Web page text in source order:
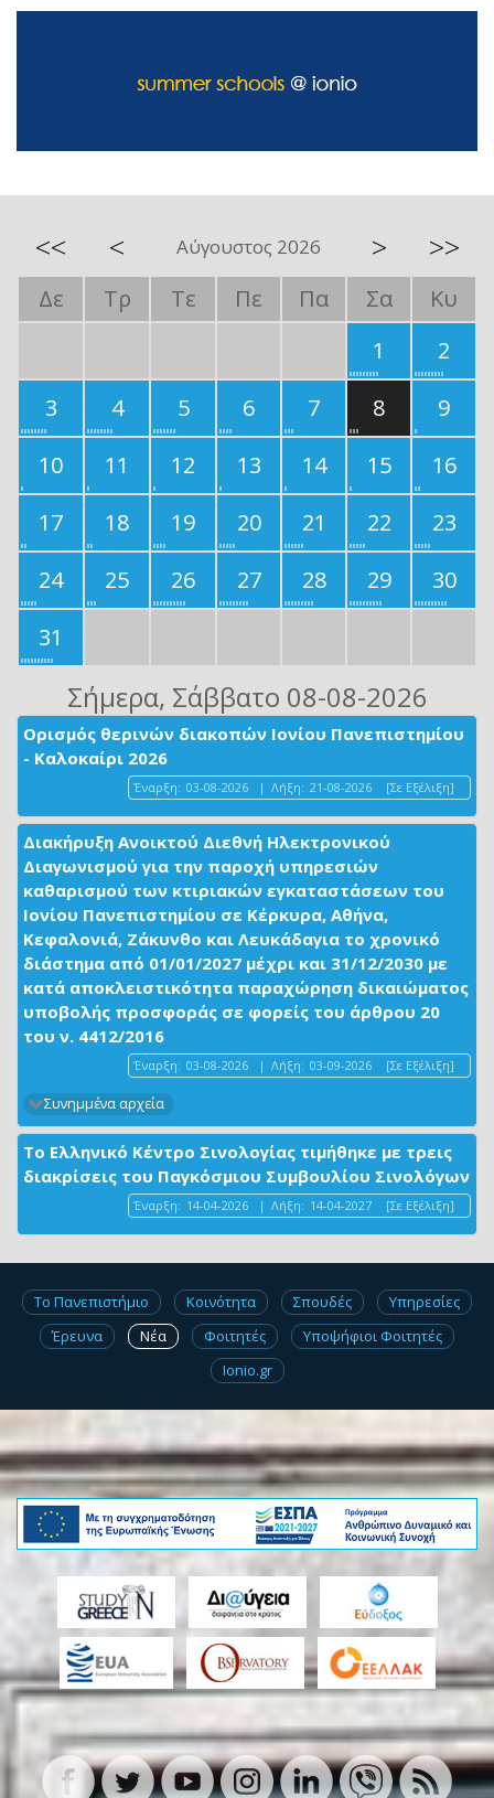
<< < Αύγουστος 2026 > >>
Δε Τρ Τε Πε Πα Σα
Κυ
1
2
3
4 5 6 7 8
9
10
11 12 13 14 15
16
17
18 19 20 21 22
23
24
25 26 27 28 29
30
31
Σήμερα, Σάββατο 08-08-2026
Ορισμός θερινών διακοπών Ιονίου Πανεπιστημίου
- Καλοκαίρι 2026
Έναρξη: 03-08-2026 | Λήξη: 21-08-2026 [Σε Εξέλιξη]
Διακήρυξη Ανοικτού Διεθνή Ηλεκτρονικού
Διαγωνισμού για την παροχή υπηρεσιών
καθαρισμού των κτιριακών εγκαταστάσεων του
Ιονίου Πανεπιστημίου σε Κέρκυρα, Αθήνα,
Κεφαλονιά, Ζάκυνθο και Λευκάδαγια το χρονικό
διάστημα από 01/01/2027 μέχρι και 31/12/2030 με
κατά αποκλειστικότητα παραχώρηση δικαιώματος
υποβολής προσφοράς σε φορείς του άρθρου 20
του ν. 4412/2016
Έναρξη: 03-08-2026 | Λήξη: 03-09-2026 [Σε Εξέλιξη]
Συνημμένα αρχεία
Το Ελληνικό Κέντρο Σινολογίας τιμήθηκε με τρεις
διακρίσεις του Παγκόσμιου Συμβουλίου Σινολόγων
Έναρξη: 14-04-2026 | Λήξη: 14-04-2027 [Σε Εξέλιξη]
Το Πανεπιστήμιο Κοινότητα Σπουδές
Υπηρεσίες
Έρευνα
Νέα Φοιτητές
Υποψήφιοι Φοιτητές
Ionio.gr